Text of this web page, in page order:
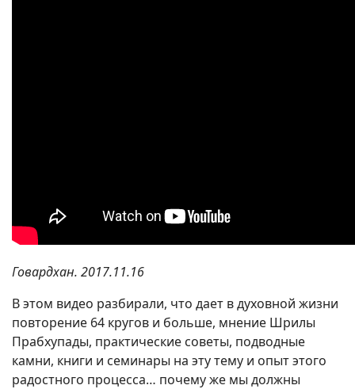
Говардхан. 2017.11.16
В этом видео разбирали, что дает в духовной жизни
повторение 64 кругов и больше, мнение Шрилы
Прабхупады, практические советы, подводные
камни, книги и семинары на эту тему и опыт этого
радостного процесса… почему же мы должны